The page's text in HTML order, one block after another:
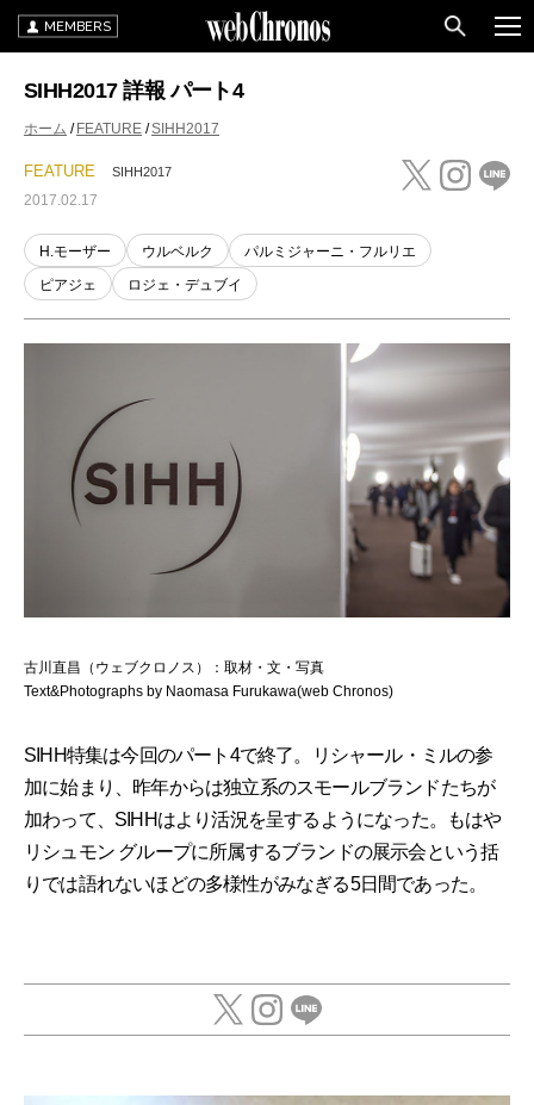
MEMBERS
SIHH2017 詳報 パート4
ホーム FEATURE SIHH2017
FEATURE SIHH2017
2017.02.17
H.モーザー ウルベルク
パルミジャーニ・フルリエ
ピアジェ
ロジェ・デュブイ
古川直昌（ウェブクロノス）：取材・⽂・写真
Text&Photographs by Naomasa Furukawa(web Chronos)
SIHH特集は今回のパート4で終了。リシャール・ミルの参
加に始まり、昨年からは独立系のスモールブランドたちが
加わって、SIHHはより活況を呈するようになった。もはや
リシュモン グループに所属するブランドの展示会という括
りでは語れないほどの多様性がみなぎる5日間であった。